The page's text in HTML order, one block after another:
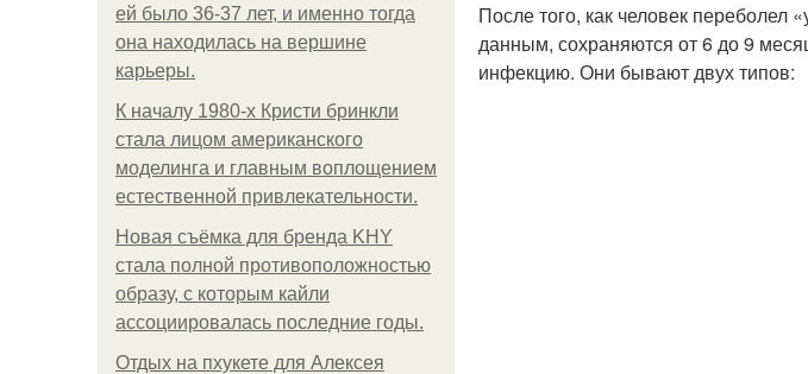
ей было 36-37 лет, и именно тогда
она находилась на вершине
карьеры.
К началу 1980-х Кристи бринкли
стала лицом американского
моделинга и главным воплощением
естественной привлекательности.
Новая съёмка для бренда KHY
стала полной противоположностью
образу, с которым кайли
ассоциировалась последние годы.
Отдых на пхукете для Алексея
После того, как человек переболел
данным, сохраняются от 6 до 9
инфекцию. Они бывают двух типов: